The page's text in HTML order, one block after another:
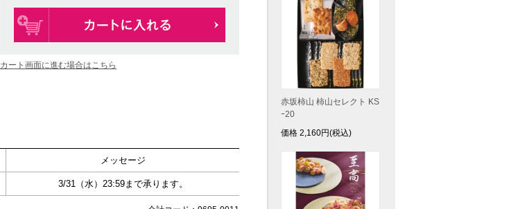
カート画面に進む場合はこちら
メッセージ
3/31（水）23:59まで承ります。
赤坂柿山 柿山セレクト KS
ｰ20
価格 2,160円(税込)